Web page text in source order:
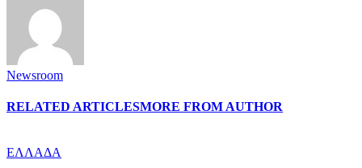
Newsroom
RELATED ARTICLESMORE FROM AUTHOR
ΕΛΛΑΔΑ